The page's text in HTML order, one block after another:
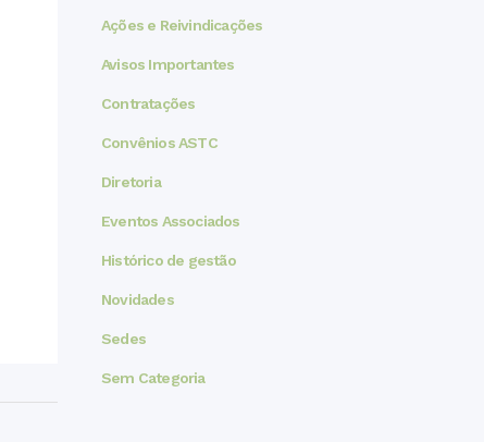
Ações e Reivindicações
Avisos Importantes
Contratações
Convênios ASTC
Diretoria
Eventos Associados
Histórico de gestão
Novidades
Sedes
Sem Categoria